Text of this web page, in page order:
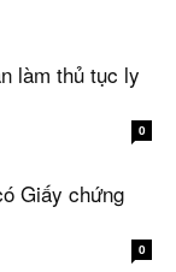
làm thủ tục ly
0
Giấy chứng
0